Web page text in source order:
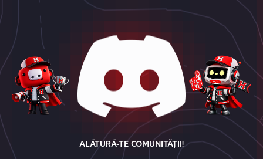
ALĂTURĂ-TE COMUNITĂȚII!